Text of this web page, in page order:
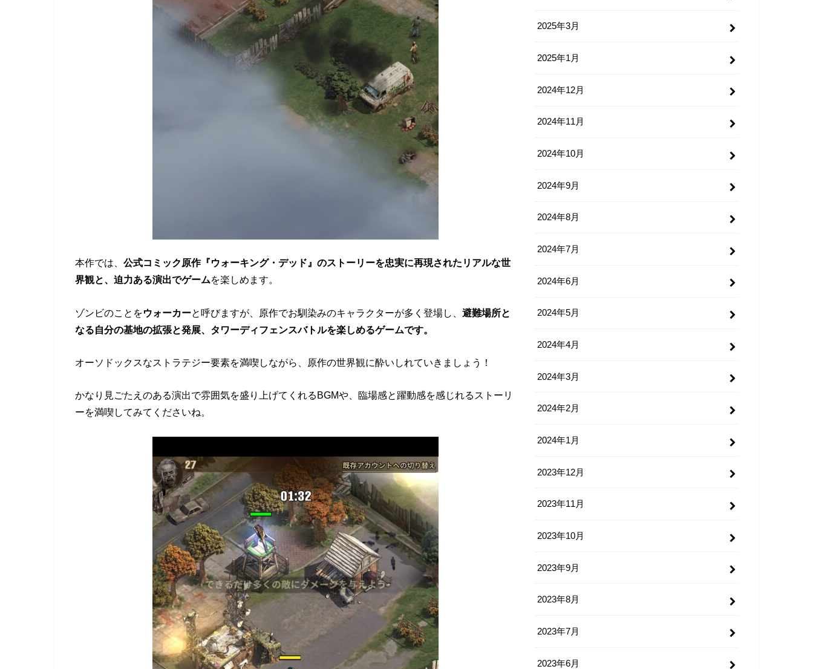
本作では、 公式コミック原作『ウォーキング・デッド』のストーリーを忠実に再現されたリアルな世
界観と、迫力ある演出でゲームを楽しめます。
ゾンビのことをウォーカーと呼びますが、原作でお馴染みのキャラクターが多く登場し、 避難場所と
なる自分の基地の拡張と発展、タワーディフェンスバトルを楽しめるゲームです。
オーソドックスなストラテジー要素を満喫しながら、原作の世界観に酔いしれていきましょう！
かなり見ごたえのある演出で雰囲気を盛り上げてくれるBGMや、臨場感と躍動感を感じれるストーリ
ーを満喫してみてくださいね。
2025年3月
2025年1月
2024年12月
2024年11月
2024年10月
2024年9月
2024年8月
2024年7月
2024年6月
2024年5月
2024年4月
2024年3月
2024年2月
2024年1月
2023年12月
2023年11月
2023年10月
2023年9月
2023年8月
2023年7月
2023年6月